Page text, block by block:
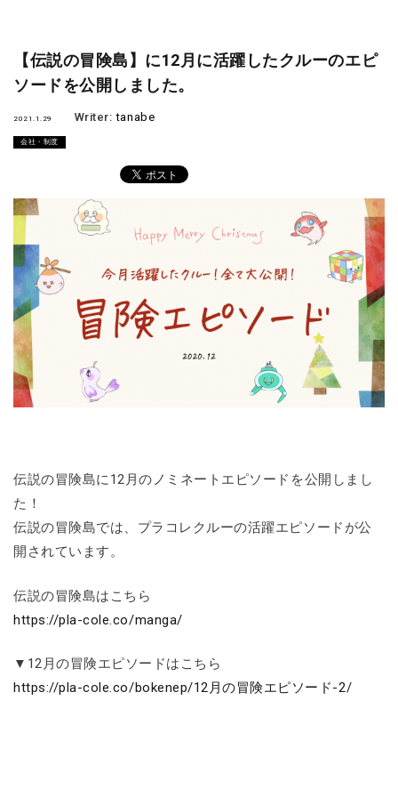
【伝説の冒険島】に12月に活躍したクルーのエピ
ソードを公開しました。
2021.1.29 Writer: tanabe
会社・制度
伝説の冒険島に12月のノミネートエピソードを公開しまし
た！
伝説の冒険島では、プラコレクルーの活躍エピソードが公
開されています。
伝説の冒険島はこちら
https://pla-cole.co/manga/
▼12月の冒険エピソードはこちら
https://pla-cole.co/bokenep/12月の冒険エピソード-2/